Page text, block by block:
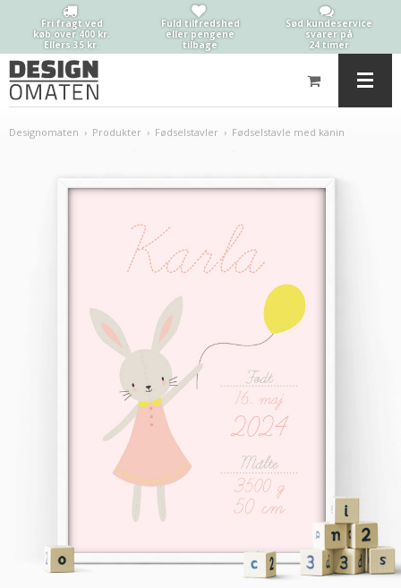
Fri fragt ved
køb over 400 kr.
Ellers 35 kr.
Fuld tilfredshed
eller pengene
tilbage
Sød kundeservice
svarer på
24 timer
Designomaten › Produkter › Fødselstavler › Fødselstavle med kanin